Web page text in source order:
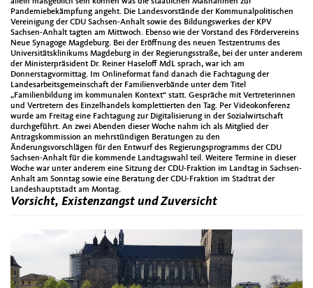
Pandemiebekämpfung angeht. Die Landesvorstände der Kommunalpolitischen
Vereinigung der CDU Sachsen-Anhalt sowie des Bildungswerkes der KPV
Sachsen-Anhalt tagten am Mittwoch. Ebenso wie der Vorstand des Fördervereins
Neue Synagoge Magdeburg. Bei der Eröffnung des neuen Testzentrums des
Universitätsklinikums Magdeburg in der Regierungsstraße, bei der unter anderem
der Ministerpräsident Dr. Reiner Haseloff MdL sprach, war ich am
Donnerstagvormittag. Im Onlineformat fand danach die Fachtagung der
Landesarbeitsgemeinschaft der Familienverbände unter dem Titel
„Familienbildung im kommunalen Kontext“ statt. Gespräche mit Vertreterinnen
und Vertretern des Einzelhandels komplettierten den Tag. Per Videokonferenz
wurde am Freitag eine Fachtagung zur Digitalisierung in der Sozialwirtschaft
durchgeführt. An zwei Abenden dieser Woche nahm ich als Mitglied der
Antragskommission an mehrstündigen Beratungen zu den
Änderungsvorschlägen für den Entwurf des Regierungsprogramms der CDU
Sachsen-Anhalt für die kommende Landtagswahl teil. Weitere Termine in dieser
Woche war unter anderem eine Sitzung der CDU-Fraktion im Landtag in Sachsen-
Anhalt am Sonntag sowie eine Beratung der CDU-Fraktion im Stadtrat der
Landeshauptstadt am Montag.
Vorsicht, Existenzangst und Zuversicht